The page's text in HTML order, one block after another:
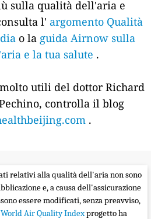
sulla qualità dell'aria e
l' argomento Qualità
o la guida Airnow sulla
e la tua salute .
utili del dottor Richard
controlla il blog
.
relativi alla qualità dell'aria non sono
e, a causa dell'assicurazione
essere modificati, senza preavviso,
World Air Quality Indexprogetto ha